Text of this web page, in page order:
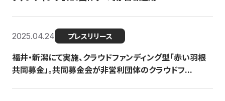
2025.04.24 プレスリリース
福井・新潟にて実施、クラウドファンディング型「赤い羽根
共同募金」。共同募金会が非営利団体のクラウドフ...